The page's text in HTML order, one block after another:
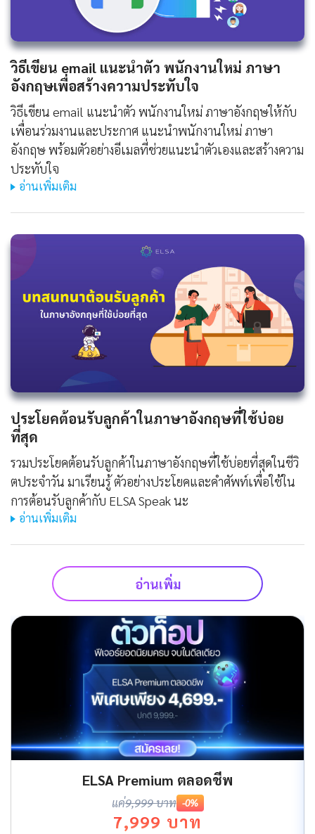
วิธีเขียน email แนะนําตัว พนักงานใหม่ ภาษา
อังกฤษเพื่อสร้างความประทับใจ
วิธีเขียน email แนะนําตัว พนักงานใหม่ ภาษาอังกฤษให้กับ
เพื่อนร่วมงานและประกาศ แนะนําพนักงานใหม่ ภาษา
อังกฤษ พร้อมตัวอย่างอีเมลที่ช่วยแนะนำตัวเองและสร้างความ
ประทับใจ
อ่านเพิ่มเติม
ประโยคต้อนรับลูกค้าในภาษาอังกฤษที่ใช้บ่อย
ที่สุด
รวมประโยคต้อนรับลูกค้าในภาษาอังกฤษที่ใช้บ่อยที่สุดในชีวิ
ตประจําวัน มาเรียนรู้ ตัวอย่างประโยคและคำศัพท์เพื่อใช้ใน
การต้อนรับลูกค้ากับ ELSA Speak นะ
อ่านเพิ่มเติม
อ่านเพิ่ม
ELSA Premium ตลอดชีพ
แค่9,999 บาท -0%
7,999 บาท